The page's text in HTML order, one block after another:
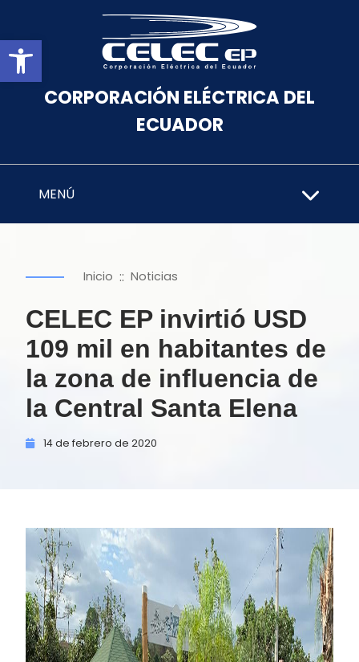
Abrir barra de herramientas
CORPORACIÓN ELÉCTRICA DEL
ECUADOR
MENÚ
Inicio :: Noticias
CELEC EP invirtió USD
109 mil en habitantes de
la zona de influencia de
la Central Santa Elena
14 de febrero de 2020